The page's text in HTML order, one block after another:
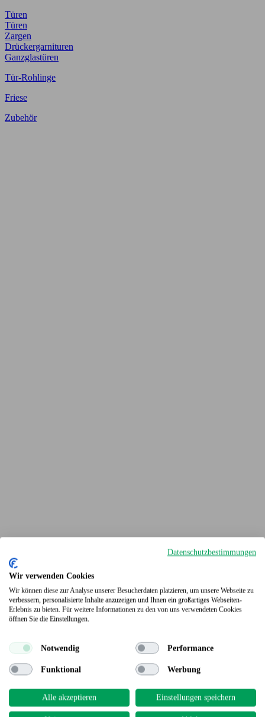
Türen
Türen
Zargen
Drückergarnituren
Ganzglastüren
Tür-Rohlinge
Friese
Zubehör
Terrassendielen
Datenschutzbestimmungen
Wir verwenden Cookies
Wir können diese zur Analyse unserer Besucherdaten platzieren, um unsere Webseite zu
verbessern, personalisierte Inhalte anzuzeigen und Ihnen ein großartiges Webseiten-
Erlebnis zu bieten. Für weitere Informationen zu den von uns verwendeten Cookies
öffnen Sie die Einstellungen.
Notwendig Performance
Funktional Werbung
Alle akzeptieren Einstellungen speichern